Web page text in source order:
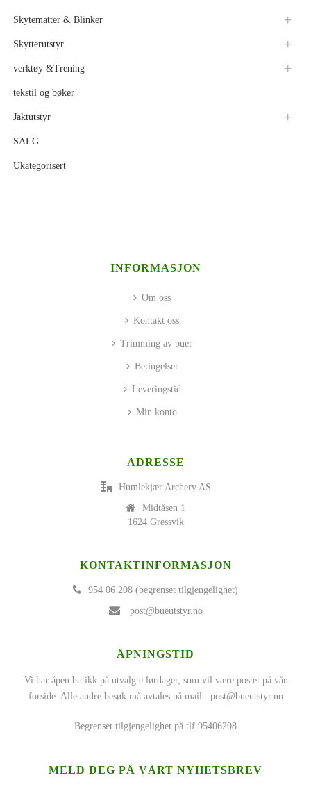
Skytematter & Blinker
Skytterutstyr
verktøy &Trening
tekstil og bøker
Jaktutstyr
SALG
Ukategorisert
INFORMASJON
Om oss
Kontakt oss
Trimming av buer
Betingelser
Leveringstid
Min konto
ADRESSE
Humlekjær Archery AS
Midtåsen 1
1624 Gressvik
KONTAKTINFORMASJON
954 06 208 (begrenset tilgjengelighet)
post@bueutstyr.no
ÅPNINGSTID
Vi har åpen butikk på utvalgte lørdager, som vil være postet på vår
forside. Alle andre besøk må avtales på mail.. post@bueutstyr.no
Begrenset tilgjengelighet på tlf 95406208
MELD DEG PÅ VÅRT NYHETSBREV